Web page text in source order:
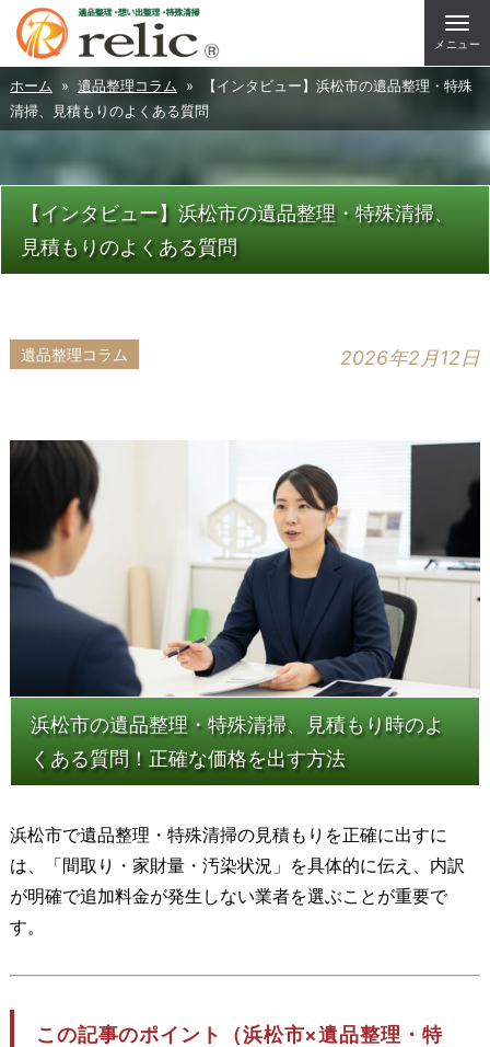
メニュー
ホーム » 遺品整理コラム » 【インタビュー】浜松市の遺品整理・特殊
清掃、見積もりのよくある質問
【インタビュー】浜松市の遺品整理・特殊清掃、
見積もりのよくある質問
遺品整理コラム 2026年2月12日
浜松市の遺品整理・特殊清掃、見積もり時のよ
くある質問！正確な価格を出す方法
浜松市で遺品整理・特殊清掃の見積もりを正確に出すに
は、「間取り・家財量・汚染状況」を具体的に伝え、内訳
が明確で追加料金が発生しない業者を選ぶことが重要で
す。
この記事のポイント（浜松市×遺品整理・特